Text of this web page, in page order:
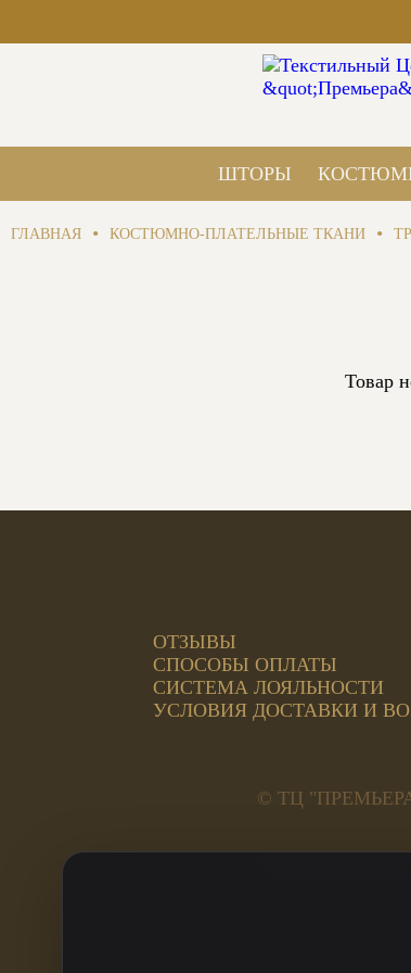
ШТОРЫ
ГЛАВНАЯ • КОСТЮМНО-ПЛАТЕЛЬНЫЕ ТКАНИ •
Товар
ОТЗЫВЫ
СПОСОБЫ ОПЛАТЫ
СИСТЕМА ЛОЯЛЬНОСТИ
УСЛОВИЯ ДОСТАВКИ И
© ТЦ
ул. Труда,